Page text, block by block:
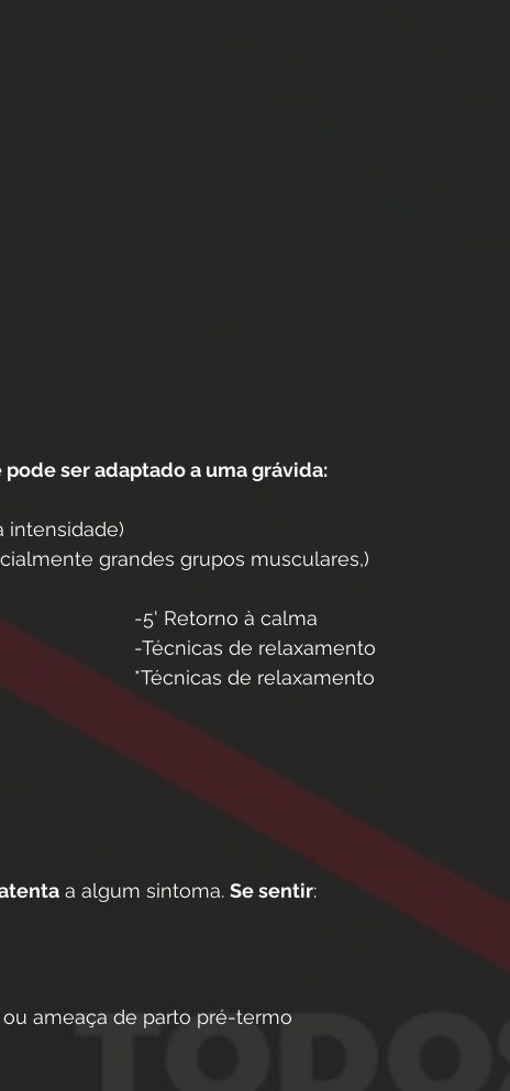
ser adaptado a uma grávida:
intensidade)
grandes grupos musculares,)
-5' Retorno à calma
-Técnicas de relaxamento
*Técnicas de relaxamento
a algum sintoma. Se sentir:
ameaça de parto pré-termo